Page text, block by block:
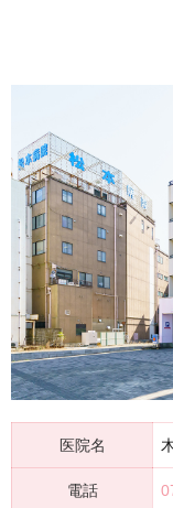
医院名
電話